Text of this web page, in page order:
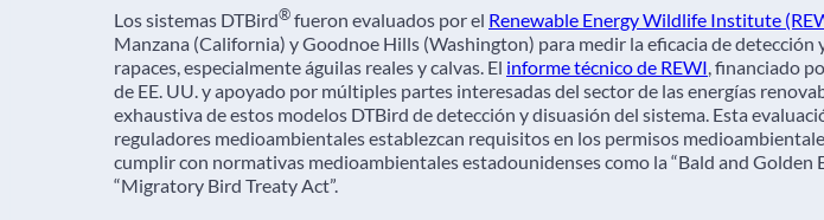
Los sistemas DTBird®fueron evaluados por el Renewable Energy Wildlife Institute
Manzana (California) y Goodnoe Hills (Washington) para medir la eficacia de detección
rapaces, especialmente águilas reales y calvas. El informe técnico de REWI, financiado
de EE. UU. y apoyado por múltiples partes interesadas del sector de las energías
exhaustiva de estos modelos DTBird de detección y disuasión del sistema. Esta
reguladores medioambientales establezcan requisitos en los permisos
cumplir con normativas medioambientales estadounidenses como la “Bald and Golden
“Migratory Bird Treaty Act”.